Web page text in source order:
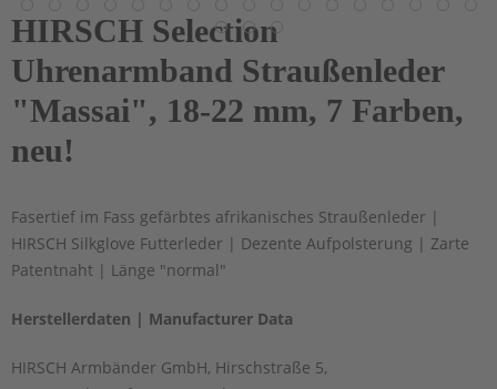
HIRSCH Selection
Uhrenarmband Straußenleder
"Massai", 18-22 mm, 7 Farben,
neu!
Fasertief im Fass gefärbtes afrikanisches Straußenleder |
HIRSCH Silkglove Futterleder | Dezente Aufpolsterung | Zarte
Patentnaht | Länge "normal"
Herstellerdaten | Manufacturer Data
HIRSCH Armbänder GmbH, Hirschstraße 5,